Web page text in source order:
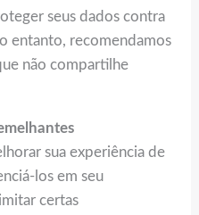
seus dados contra
entanto, recomendamos
não compartilhe
sua experiência de
los em seu
certas